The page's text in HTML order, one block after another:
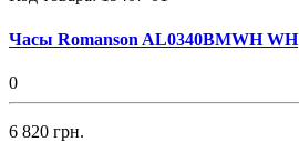
Часы Romanson AL0340BMWH WH
0
6 820 грн.